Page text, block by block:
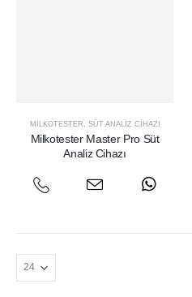
MILKOTESTER , SÜT ANALIZ CIHAZI
Milkotester Master Pro Süt
Analiz Cihazı